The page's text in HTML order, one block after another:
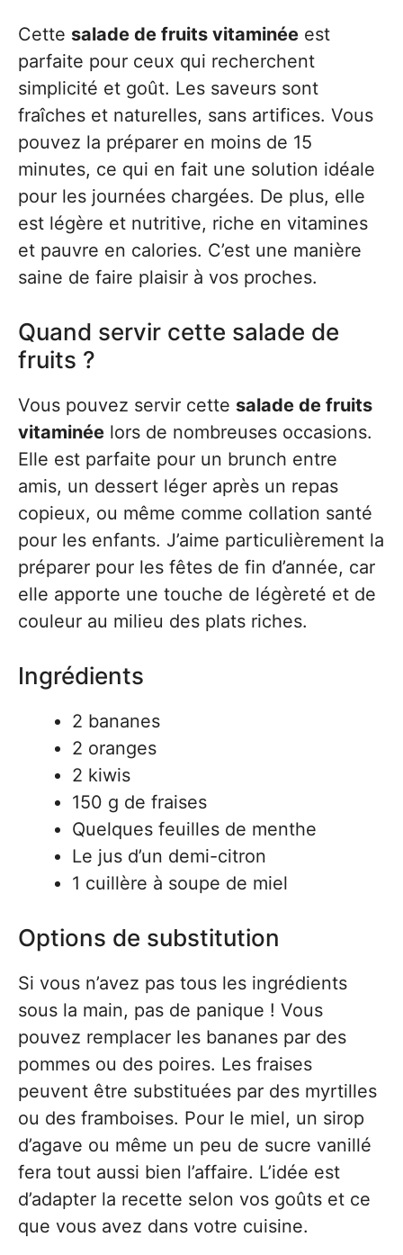
Cette salade de fruits vitaminée est
parfaite pour ceux qui recherchent
simplicité et goût. Les saveurs sont
fraîches et naturelles, sans artifices. Vous
pouvez la préparer en moins de 15
minutes, ce qui en fait une solution idéale
pour les journées chargées. De plus, elle
est légère et nutritive, riche en vitamines
et pauvre en calories. C’est une manière
saine de faire plaisir à vos proches.
Quand servir cette salade de
fruits ?
Vous pouvez servir cette salade de fruits
vitaminée lors de nombreuses occasions.
Elle est parfaite pour un brunch entre
amis, un dessert léger après un repas
copieux, ou même comme collation santé
pour les enfants. J’aime particulièrement la
préparer pour les fêtes de fin d’année, car
elle apporte une touche de légèreté et de
couleur au milieu des plats riches.
Ingrédients
2 bananes
2 oranges
2 kiwis
150 g de fraises
Quelques feuilles de menthe
Le jus d’un demi-citron
1 cuillère à soupe de miel
Options de substitution
Si vous n’avez pas tous les ingrédients
sous la main, pas de panique ! Vous
pouvez remplacer les bananes par des
pommes ou des poires. Les fraises
peuvent être substituées par des myrtilles
ou des framboises. Pour le miel, un sirop
d’agave ou même un peu de sucre vanillé
fera tout aussi bien l’affaire. L’idée est
d’adapter la recette selon vos goûts et ce
que vous avez dans votre cuisine.